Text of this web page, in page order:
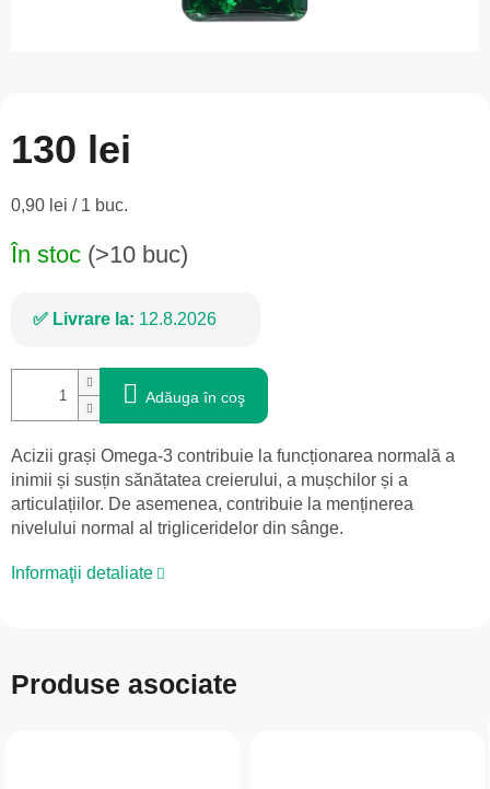
130 lei
Evaluare
0,90 lei / 1 buc.
În stoc (>10 buc)
Livrare la: 12.8.2026
Adăuga în coş
Acizii grași Omega-3 contribuie la funcționarea normală a
inimii și susțin sănătatea creierului, a mușchilor și a
articulațiilor. De asemenea, contribuie la menținerea
nivelului normal al trigliceridelor din sânge.
Informaţii detaliate
Produse asociate